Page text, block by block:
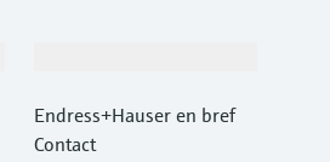
Endress+Hauser en bref
Contact